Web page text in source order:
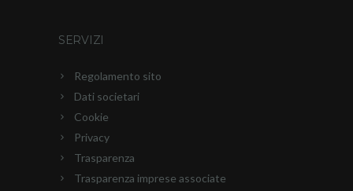
SERVIZI
Regolamento sito
Dati societari
Cookie
Privacy
Trasparenza
Trasparenza imprese associate